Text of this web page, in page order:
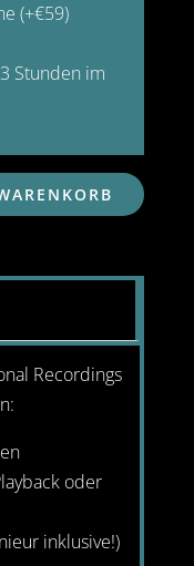
(+€59)
Stunden im
Recordings
oder
inklusive!)